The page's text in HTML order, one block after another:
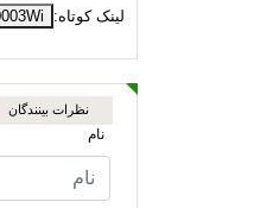
لینک کوتاه:
نظرات بینندگان
نام